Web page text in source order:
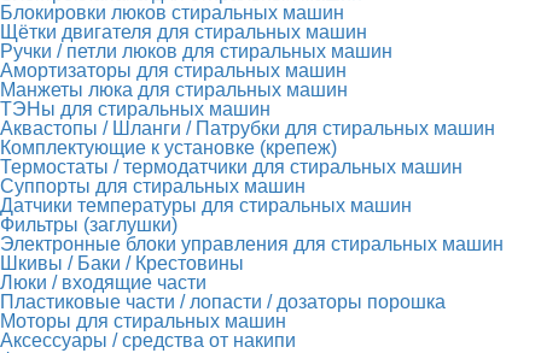
Блокировки люков стиральных машин
Щётки двигателя для стиральных машин
Ручки / петли люков для стиральных машин
Амортизаторы для стиральных машин
Манжеты люка для стиральных машин
ТЭНы для стиральных машин
Аквастопы / Шланги / Патрубки для стиральных машин
Комплектующие к установке (крепеж)
Термостаты / термодатчики для стиральных машин
Суппорты для стиральных машин
Датчики температуры для стиральных машин
Фильтры (заглушки)
Электронные блоки управления для стиральных машин
Шкивы / Баки / Крестовины
Люки / входящие части
Пластиковые части / лопасти / дозаторы порошка
Моторы для стиральных машин
Аксессуары / средства от накипи